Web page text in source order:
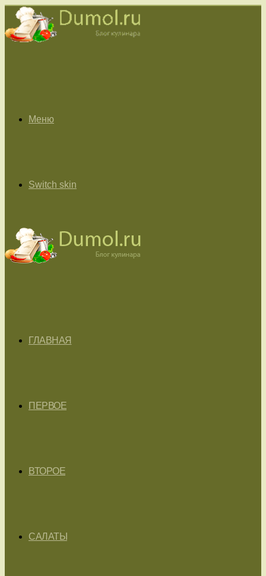
Меню
Switch skin
ГЛАВНАЯ
ПЕРВОЕ
ВТОРОЕ
САЛАТЫ